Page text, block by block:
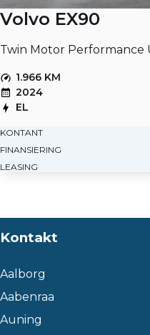
Volvo EX90
Twin Motor Performance
1.966 KM
2024
EL
KONTANT
FINANSIERING
LEASING
Kontakt
Aalborg
Aabenraa
Auning